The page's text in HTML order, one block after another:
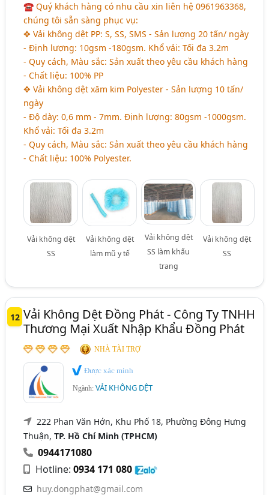
☎ Quý khách hàng có nhu cầu xin liên hệ 0961963368,
chúng tôi sẵn sàng phục vụ:
✥ Vải không dệt PP: S, SS, SMS - Sản lượng 20 tấn/ ngày
- Định lượng: 10gsm -180gsm. Khổ vải: Tối đa 3.2m
- Quy cách, Màu sắc: Sản xuất theo yêu cầu khách hàng
- Chất liệu: 100% PP
✥ Vải không dệt xăm kim Polyester - Sản lượng 10 tấn/
ngày
- Độ dày: 0,6 mm - 7mm. Định lượng: 80gsm -1000gsm.
Khổ vải: Tối đa 3.2m
- Quy cách, Màu sắc: Sản xuất theo yêu cầu khách hàng
- Chất liệu: 100% Polyester.
Vải không dệt
SS
Vải không dệt
làm mũ y tế
Vải không dệt
SS làm khẩu
trang
Vải không dệt
SS
12 Vải Không Dệt Đồng Phát - Công Ty TNHH
Thương Mại Xuất Nhập Khẩu Đồng Phát
NHÀ TÀI TRỢ
Được xác minh
Ngành:VẢI KHÔNG DỆT
222 Phan Văn Hớn, Khu Phố 18, Phường Đông Hưng
Thuận,TP. Hồ Chí Minh (TPHCM)
0944171080
Hotline:0934 171 080
huy.dongphat@gmail.com